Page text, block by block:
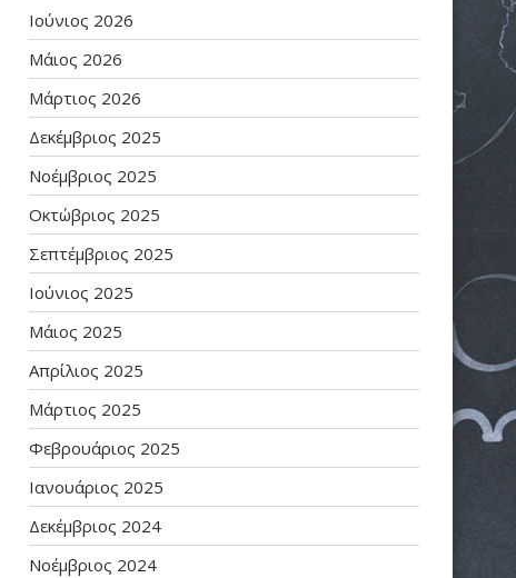
Ιούνιος 2026
Μάιος 2026
Μάρτιος 2026
Δεκέμβριος 2025
Νοέμβριος 2025
Οκτώβριος 2025
Σεπτέμβριος 2025
Ιούνιος 2025
Μάιος 2025
Απρίλιος 2025
Μάρτιος 2025
Φεβρουάριος 2025
Ιανουάριος 2025
Δεκέμβριος 2024
Νοέμβριος 2024